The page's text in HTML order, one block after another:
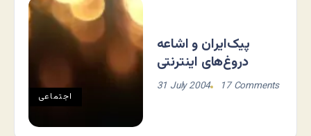
اجتماعی
پيک‌ايران و اشاعه
دروغ‌های اينترنتی
31 July 2004 17 Comments